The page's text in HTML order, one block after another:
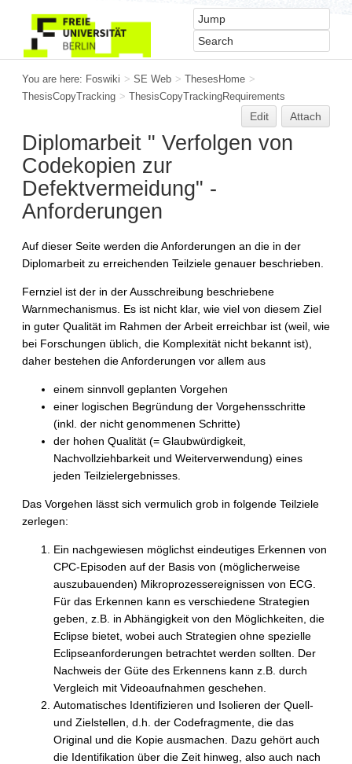
You are here: Foswiki > SE Web > ThesesHome >
ThesisCopyTracking > ThesisCopyTrackingRequirements
Edit Attach
Diplomarbeit " Verfolgen von
Codekopien zur
Defektvermeidung" -
Anforderungen
Auf dieser Seite werden die Anforderungen an die in der
Diplomarbeit zu erreichenden Teilziele genauer beschrieben.
Fernziel ist der in der Ausschreibung beschriebene
Warnmechanismus. Es ist nicht klar, wie viel von diesem Ziel
in guter Qualität im Rahmen der Arbeit erreichbar ist (weil, wie
bei Forschungen üblich, die Komplexität nicht bekannt ist),
daher bestehen die Anforderungen vor allem aus
einem sinnvoll geplanten Vorgehen
einer logischen Begründung der Vorgehensschritte
(inkl. der nicht genommenen Schritte)
der hohen Qualität (= Glaubwürdigkeit,
Nachvollziehbarkeit und Weiterverwendung) eines
jeden Teilzielergebnisses.
Das Vorgehen lässt sich vermulich grob in folgende Teilziele
zerlegen:
Ein nachgewiesen möglichst eindeutiges Erkennen von
CPC-Episoden auf der Basis von (möglicherweise
auszubauenden) Mikroprozessereignissen von ECG.
Für das Erkennen kann es verschiedene Strategien
geben, z.B. in Abhängigkeit von den Möglichkeiten, die
Eclipse bietet, wobei auch Strategien ohne spezielle
Eclipseanforderungen betrachtet werden sollten. Der
Nachweis der Güte des Erkennens kann z.B. durch
Vergleich mit Videoaufnahmen geschehen.
Automatisches Identifizieren und Isolieren der Quell-
und Zielstellen, d.h. der Codefragmente, die das
Original und die Kopie ausmachen. Dazu gehört auch
die Identifikation über die Zeit hinweg, also auch nach